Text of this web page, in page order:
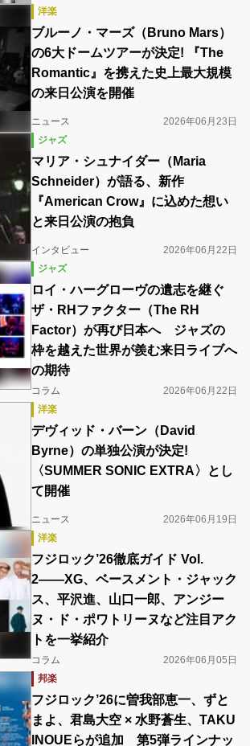
洋楽
ブルーノ・マーズ（Bruno Mars）
の6大ドームツアーが決定! 『The
Romantic』を携えた史上最大規模
の来日公演を開催
ニュース
2026年06月23日
ジャズ
マリア・シュナイダー（Maria
Schneider）が語る、新作
『American Crow』に込めた想い
と来日公演の抱負
インタビュー
2026年06月22日
ジャズ
ロイ・ハーグローヴの遺志を継ぐ
ザ・RHファクター（The RH
Factor）が再び日本へ ジャズの
枠を越えた世界が羨む来日ライブへ
の期待
コラム
2026年06月22日
洋楽
デヴィッド・バーン（David
Byrne）の単独公演が決定!
〈SUMMER SONIC EXTRA〉とし
て開催
ニュース
2026年06月19日
洋楽
フジロック’26徹底ガイド Vol.
2――XG、ベースメント・ジャック
ス、平沢進、山口一郎、アンジー
ヌ・ド・ポワトリーヌなど注目アク
トを一挙紹介
コラム
2026年06月05日
邦楽
フジロック’26に曽我部恵一、ずと
まよ、君島大空 × 水野蒼生、TAKU
INOUEらが追加 第5弾ラインナッ